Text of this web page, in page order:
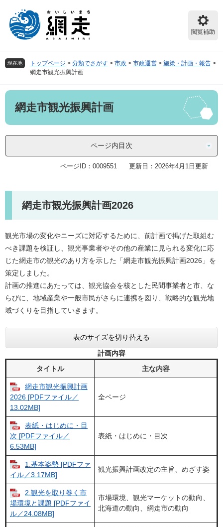
頭
で
飛
ば
へ
閲覧補助
現在地 トップページ > 分類でさがす > 市政 > 市政運営 > 施策・計画・報告 >
網走市観光振興計画
本
網走市観光振興計画
ページ内目次
ページID：0009551 更新日：2026年4月1日更新
網走市観光振興計画2026
観光市場の変化やニーズに対応するために、前計画で掲げた取組む
べき課題を検証し、観光事業者やその他の産業に見られる変化に応
じた網走市の観光のあり方を示した「網走市観光振興計画2026」を
策定しました。
計画の推進にあたっては、観光協会を核とした民間事業者と市、な
らびに、地域産業や一般市民がさらに連携を図り、戦略的な観光地
域づくりを目指していきます。
表のサイズを切り替える
計画内容
タイトル
主な内容
網走市観光振興計画
2026 [PDFファイル／
13.02MB]
全ページ
表紙・はじめに・目
次 [PDFファイル／
6.53MB]
表紙・はじめに・目次
1.基本姿勢 [PDFファ
イル／3.17MB]
観光振興計画改定の主旨、めざす姿
2.観光を取り巻く市
場環境と課題 [PDFファイ
ル／24.08MB]
市場環境、観光マーケットの動向、
北海道の動向、網走市の動向